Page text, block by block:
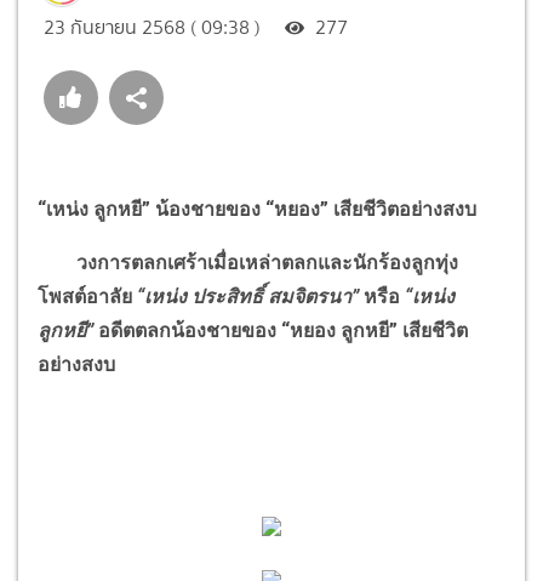
23 กันยายน 2568 ( 09:38 ) 277
“เหน่ง ลูกหยี” น้องชายของ “หยอง” เสียชีวิตอย่างสงบ
วงการตลกเศร้าเมื่อเหล่าตลกและนักร้องลูกทุ่ง
โพสต์อาลัย “เหน่ง ประสิทธิ์ สมจิตรนา” หรือ “เหน่ง
ลูกหยี” อดีตตลกน้องชายของ “หยอง ลูกหยี” เสียชีวิต
อย่างสงบ